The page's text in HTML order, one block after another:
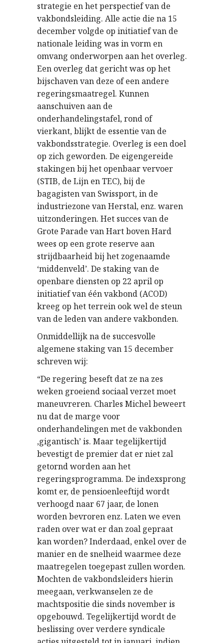
strategie en het perspectief van de
vakbondsleiding. Alle actie die na 15
december volgde op initiatief van de
nationale leiding was in vorm en
omvang onderworpen aan het overleg.
Een overleg dat gericht was op het
bijschaven van deze of een andere
regeringsmaatregel. Kunnen
aanschuiven aan de
onderhandelingstafel, rond of
vierkant, blijkt de essentie van de
vakbondsstrategie. Overleg is een doel
op zich geworden. De eigengereide
stakingen bij het openbaar vervoer
(STIB, de Lijn en TEC), bij de
bagagisten van Swissport, in de
industriezone van Herstal, enz. waren
uitzonderingen. Het succes van de
Grote Parade van Hart boven Hard
wees op een grote reserve aan
strijdbaarheid bij het zogenaamde
‘middenveld’. De staking van de
openbare diensten op 22 april op
initiatief van één vakbond (ACOD)
kreeg op het terrein ook wel de steun
van de leden van andere vakbonden.
Onmiddellijk na de succesvolle
algemene staking van 15 december
schreven wij:
“De regering beseft dat ze na zes
weken groeiend sociaal verzet moet
maneuvreren. Charles Michel beweert
nu dat de marge voor
onderhandelingen met de vakbonden
‚gigantisch’ is. Maar tegelijkertijd
bevestigt de premier dat er niet zal
getornd worden aan het
regeringsprogramma. De indexsprong
komt er, de pensioenleeftijd wordt
verhoogd naar 67 jaar, de lonen
worden bevroren enz. Laten we even
raden over wat er dan zoal gepraat
kan worden? Inderdaad, enkel over de
manier en de snelheid waarmee deze
maatregelen toegepast zullen worden.
Mochten de vakbondsleiders hierin
meegaan, verkwanselen ze de
machtspositie die sinds november is
opgebouwd. Tegelijkertijd wordt de
beslissing over verdere syndicale